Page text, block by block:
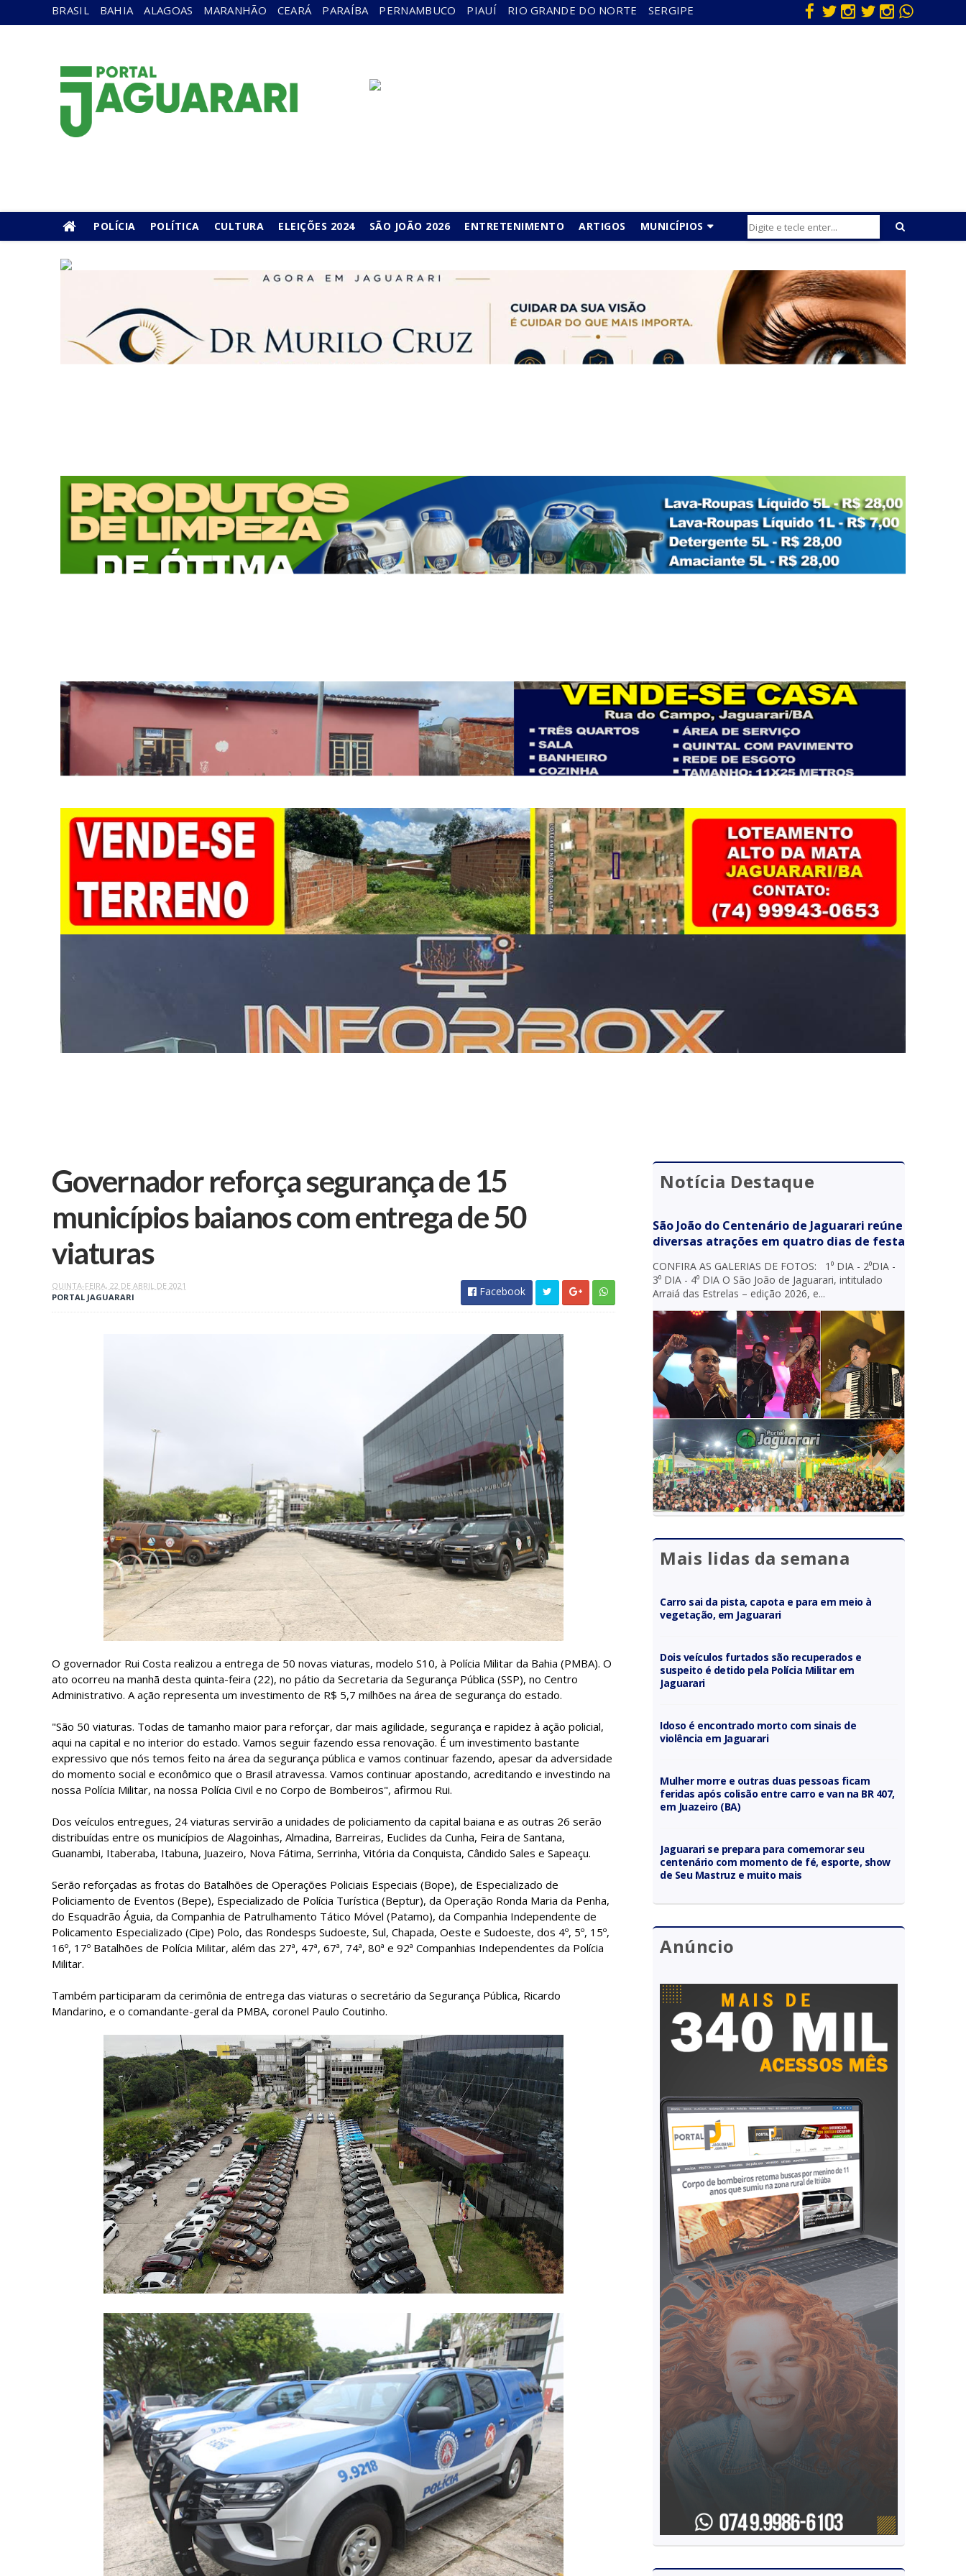
BRASIL BAHIA ALAGOAS MARANHÃO CEARÁ PARAÍBA PERNAMBUCO PIAUÍ RIO GRANDE DO NORTE SERGIPE
POLÍCIA POLÍTICA CULTURA ELEIÇÕES 2024 SÃO JOÃO 2026 ENTRETENIMENTO ARTIGOS MUNICÍPIOS
Governador reforça segurança de 15
municípios baianos com entrega de 50
viaturas
QUINTA-FEIRA, 22 DE ABRIL DE 2021
PORTAL JAGUARARI
Facebook
O governador Rui Costa realizou a entrega de 50 novas viaturas, modelo S10, à Polícia Militar da Bahia (PMBA). O
ato ocorreu na manhã desta quinta-feira (22), no pátio da Secretaria da Segurança Pública (SSP), no Centro
Administrativo. A ação representa um investimento de R$ 5,7 milhões na área de segurança do estado.
"São 50 viaturas. Todas de tamanho maior para reforçar, dar mais agilidade, segurança e rapidez à ação policial,
aqui na capital e no interior do estado. Vamos seguir fazendo essa renovação. É um investimento bastante
expressivo que nós temos feito na área da segurança pública e vamos continuar fazendo, apesar da adversidade
do momento social e econômico que o Brasil atravessa. Vamos continuar apostando, acreditando e investindo na
nossa Polícia Militar, na nossa Polícia Civil e no Corpo de Bombeiros", afirmou Rui.
Dos veículos entregues, 24 viaturas servirão a unidades de policiamento da capital baiana e as outras 26 serão
distribuídas entre os municípios de Alagoinhas, Almadina, Barreiras, Euclides da Cunha, Feira de Santana,
Guanambi, Itaberaba, Itabuna, Juazeiro, Nova Fátima, Serrinha, Vitória da Conquista, Cândido Sales e Sapeaçu.
Serão reforçadas as frotas do Batalhões de Operações Policiais Especiais (Bope), de Especializado de
Policiamento de Eventos (Bepe), Especializado de Polícia Turística (Beptur), da Operação Ronda Maria da Penha,
do Esquadrão Águia, da Companhia de Patrulhamento Tático Móvel (Patamo), da Companhia Independente de
Policamento Especializado (Cipe) Polo, das Rondesps Sudoeste, Sul, Chapada, Oeste e Sudoeste, dos 4º, 5º, 15º,
16º, 17º Batalhões de Polícia Militar, além das 27ª, 47ª, 67ª, 74ª, 80ª e 92ª Companhias Independentes da Polícia
Militar.
Também participaram da cerimônia de entrega das viaturas o secretário da Segurança Pública, Ricardo
Mandarino, e o comandante-geral da PMBA, coronel Paulo Coutinho.
Notícia Destaque
São João do Centenário de Jaguarari reúne
diversas atrações em quatro dias de festa
CONFIRA AS GALERIAS DE FOTOS: 1⁰ DIA - 2⁰DIA -
3⁰ DIA - 4⁰ DIA O São João de Jaguarari, intitulado
Arraiá das Estrelas – edição 2026, e...
Mais lidas da semana
Carro sai da pista, capota e para em meio à
vegetação, em Jaguarari
Dois veículos furtados são recuperados e
suspeito é detido pela Polícia Militar em
Jaguarari
Idoso é encontrado morto com sinais de
violência em Jaguarari
Mulher morre e outras duas pessoas ficam
feridas após colisão entre carro e van na BR 407,
em Juazeiro (BA)
Jaguarari se prepara para comemorar seu
centenário com momento de fé, esporte, show
de Seu Mastruz e muito mais
Anúncio